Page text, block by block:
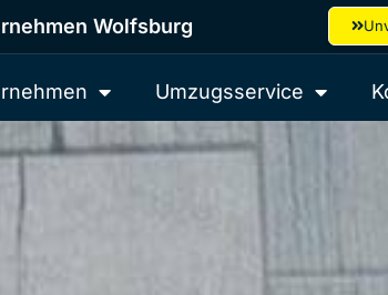
Wolfsburg
Umzugsservice